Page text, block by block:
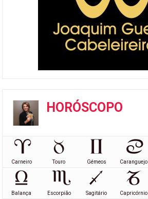
HORÓSCOPO
Carneiro Touro Gémeos Caranguejo
Balança Escorpião Sagitário Capricórnio